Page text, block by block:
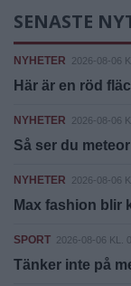
SENASTE
NYHETER 2026-08-06
Här är en röd
NYHETER 2026-08-06
Så ser du
NYHETER 2026-08-06
Max fashion blir
SPORT 2026-08-06 KL.
Tänker inte på